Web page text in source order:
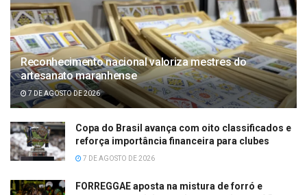
Reconhecimento nacional valoriza mestres do
artesanato maranhense
7 DE AGOSTO DE 2026
Copa do Brasil avança com oito classificados e
reforça importância financeira para clubes
7 DE AGOSTO DE 2026
FORREGGAE aposta na mistura de forró e